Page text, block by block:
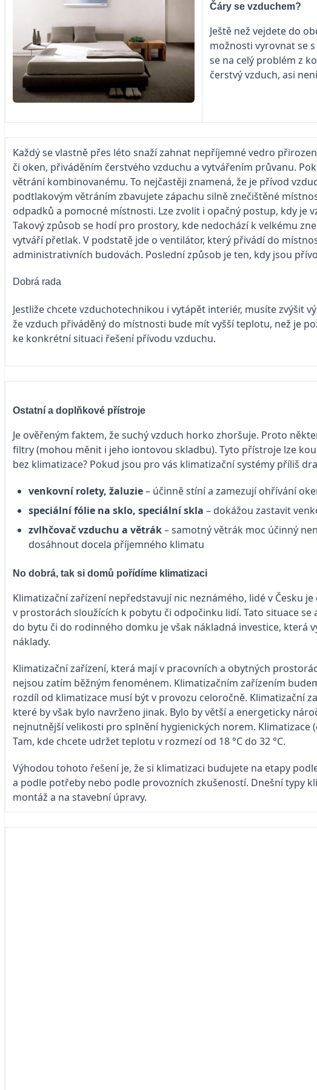
Čáry se vzduchem?
Ještě než vejdete do
možnosti vyrovnat se
se na celý problém z
čerstvý vzduch, asi
Každý se vlastně přes léto snaží zahnat nepříjemné vedro
či oken, přiváděním čerstvého vzduchu a vytvářením průvanu.
větrání kombinovanému. To nejčastěji znamená, že je přívod
podtlakovým větráním zbavujete zápachu silně znečištěné
odpadků a pomocné místnosti. Lze zvolit i opačný postup, kdy je
Takový způsob se hodí pro prostory, kde nedochází k velkému
vytváří přetlak. V podstatě jde o ventilátor, který přivádí do
administrativních budovách. Poslední způsob je ten, kdy jsou
Dobrá rada
Jestliže chcete vzduchotechnikou i vytápět interiér, musíte zvýšit
že vzduch přiváděný do místnosti bude mít vyšší teplotu, než je
ke konkrétní situaci řešení přívodu vzduchu.
Ostatní a doplňkové přístroje
Je ověřeným faktem, že suchý vzduch horko zhoršuje. Proto
filtry (mohou měnit i jeho iontovou skladbu). Tyto přístroje lze
bez klimatizace? Pokud jsou pro vás klimatizační systémy příliš
venkovní rolety, žaluzie– účinně stínía zamezují ohřívání
speciální fólie na sklo, speciální skla – dokážou zastavit
zvlhčovač vzduchu a větrák– samotnývětrák moc účinný
dosáhnout docela příjemného klimatu
No dobrá, tak si domů pořídíme klimatizaci
Klimatizační zařízení nepředstavují nic neznámého, lidé v Česku
v prostorách sloužících k pobytu či odpočinku lidí. Tato situace
do bytu či do rodinného domku je však nákladná investice,
náklady.
Klimatizační zařízení, která mají v pracovních a obytných
nejsou zatím běžným fenoménem. Klimatizačním zařízením
rozdíl od klimatizace musí být v provozu celoročně. Klimatizační
které by však bylo navrženo jinak. Bylo by větší a energeticky
nejnutnější velikosti pro splnění hygienických norem.
Tam, kde chcete udržet teplotu v rozmezí od 18 °C do 32 °C.
Výhodou tohoto řešení je, že si klimatizaci budujete na etapy
a podle potřeby nebo podle provozních zkušeností. Dnešní typy
montáž a na stavební úpravy.